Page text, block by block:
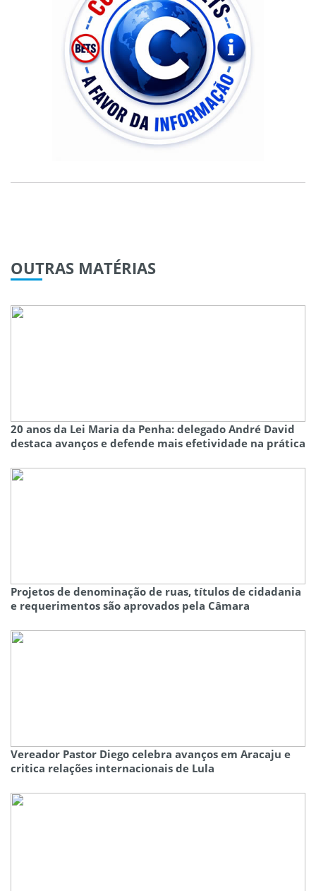
OUTRAS MATÉRIAS
20 anos da Lei Maria da Penha: delegado André David
destaca avanços e defende mais efetividade na prática
Projetos de denominação de ruas, títulos de cidadania
e requerimentos são aprovados pela Câmara
Vereador Pastor Diego celebra avanços em Aracaju e
critica relações internacionais de Lula